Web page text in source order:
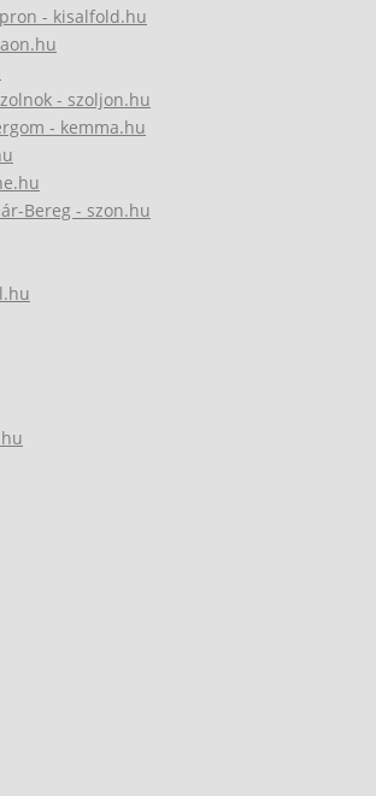
- kisalfold.hu
- szoljon.hu
- kemma.hu
Bereg - szon.hu